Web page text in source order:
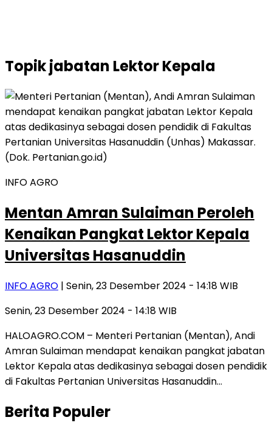
Topikjabatan Lektor Kepala
INFO AGRO
Mentan Amran Sulaiman Peroleh
Kenaikan Pangkat Lektor Kepala
Universitas Hasanuddin
INFO AGRO | Senin, 23 Desember 2024 - 14:18 WIB
Senin, 23 Desember 2024 - 14:18 WIB
HALOAGRO.COM – Menteri Pertanian (Mentan), Andi
Amran Sulaiman mendapat kenaikan pangkat jabatan
Lektor Kepala atas dedikasinya sebagai dosen pendidik
di Fakultas Pertanian Universitas Hasanuddin…
Berita Populer